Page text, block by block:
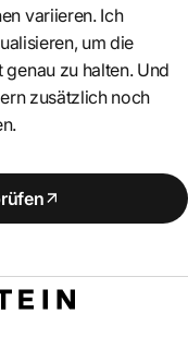
variieren. Ich
um die
zu halten. Und
zusätzlich noch